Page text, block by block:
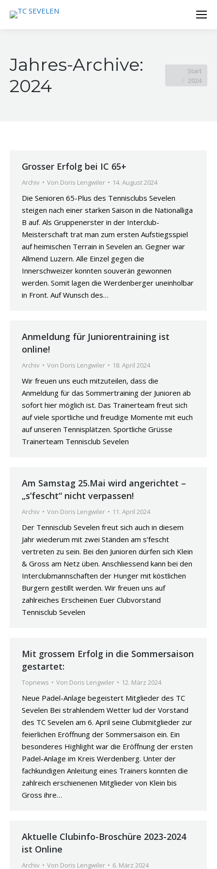
Jahres-Archive:
2024
Sie befinden
sich hier:
Start
2024
Grosser Erfolg bei IC 65+
Archiv Von Doris Lengwiler 14. August 2024
Die Senioren 65-Plus des Tennisclubs Sevelen
steigen nach einer starken Saison in die Nationalliga
B auf. Als Gruppenerster in der Interclub-
Meisterschaft trat man zum ersten Aufstiegsspiel
auf heimischen Terrain in Sevelen an. Gegner war
Allmend Luzern. Alle Einzel gegen die
Innerschweizer konnten souverän gewonnen
werden. Somit lagen die Werdenberger uneinholbar
in Front. Auf Wunsch des…
Anmeldung für Juniorentraining ist
online!
Archiv Von Doris Lengwiler 18. April 2024
Wir freuen uns euch mitzuteilen, dass die
Anmeldung für das Sommertraining der Junioren ab
sofort hier möglich ist. Das Trainerteam freut sich
auf viele sportliche und freudige Momente mit euch
auf unseren Tennisplätzen. Sportliche Grüsse
Trainerteam Tennisclub Sevelen
Am Samstag 25.Mai wird angerichtet –
„s’fescht“ nicht verpassen!
Archiv Von Doris Lengwiler 11. April 2024
Der Tennisclub Sevelen freut sich auch in diesem
Jahr wiederum mit zwei Ständen am s’fescht
vertreten zu sein. Bei den Junioren dürfen sich Klein
& Gross am Netz üben. Anschliessend kann bei den
Interclubmannschaften der Hunger mit köstlichen
Burgern gestillt werden. Wir freuen uns auf
zahlreiches Erscheinen Euer Clubvorstand
Tennisclub Sevelen
Mit grossem Erfolg in die Sommersaison
gestartet:
Topnews Von Doris Lengwiler 12. März 2024
Neue Padel-Anlage begeistert Mitglieder des TC
Sevelen Bei strahlendem Wetter lud der Vorstand
des TC Sevelen am 6. April seine Clubmitglieder zur
feierlichen Eröffnung der Sommersaison ein. Ein
besonderes Highlight war die Eröffnung der ersten
Padel-Anlage im Kreis Werdenberg. Unter der
fachkundigen Anleitung eines Trainers konnten die
zahlreich erschienenen Mitglieder von Klein bis
Gross ihre…
Aktuelle Clubinfo-Broschüre 2023-2024
ist Online
Archiv Von Doris Lengwiler 6. März 2024